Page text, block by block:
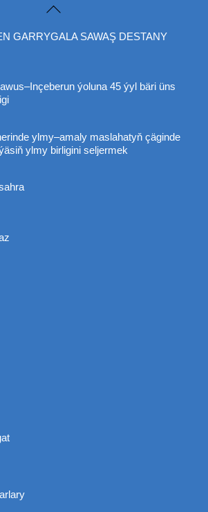
Back
GARRYGALA SAWAŞ DESTANY
ýoluna 45 ýyl bäri üns
ylmy–amaly maslahatyň çäginde
ylmy birligini seljermek